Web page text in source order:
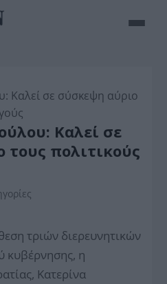
Καλεί σε
πολιτικούς
τριών διερευνητικών
κυβέρνησης, η
Κατερίνα